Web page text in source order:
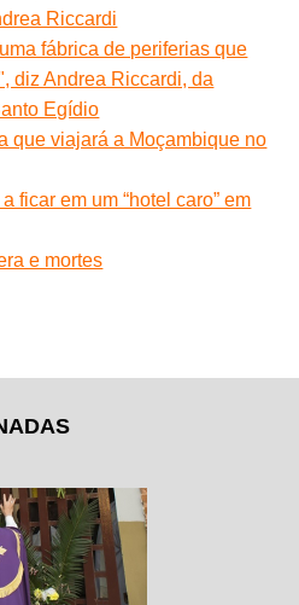
Riccardi
fábrica de periferias que
diz Andrea Riccardi, da
Egídio
que viajará a Moçambique no
ficar em um “hotel caro” em
e mortes